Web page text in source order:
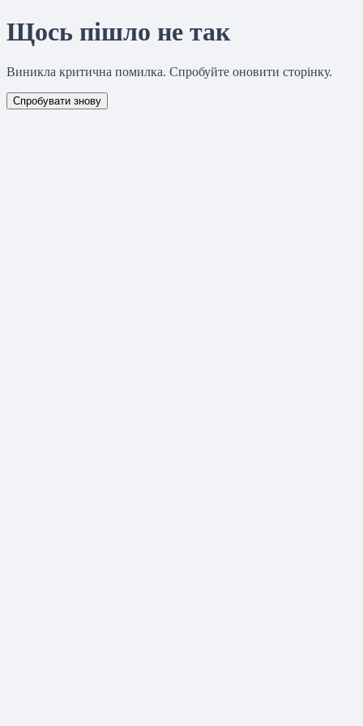
Щось пішло не так
Виникла критична помилка. Спробуйте оновити сторінку.
Спробувати знову